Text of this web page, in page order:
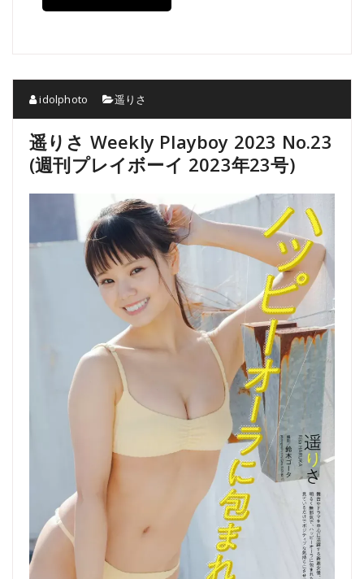
idolphoto 遥りさ
遥りさ Weekly Playboy 2023 No.23
(週刊プレイボーイ 2023年23号)